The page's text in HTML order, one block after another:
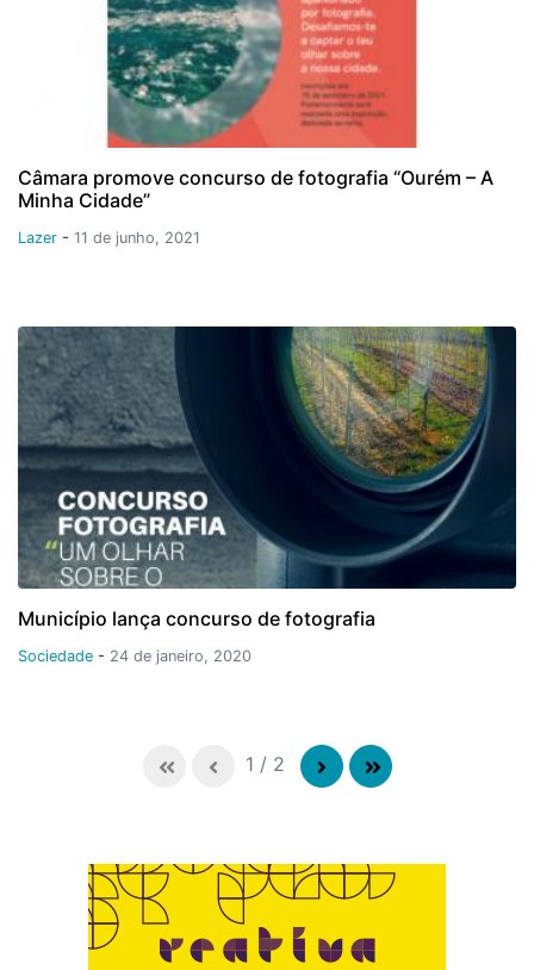
Câmara promove concurso de fotografia “Ourém – A
Minha Cidade”
Lazer - 11 de junho, 2021
Município lança concurso de fotografia
Sociedade - 24 de janeiro, 2020
1 / 2